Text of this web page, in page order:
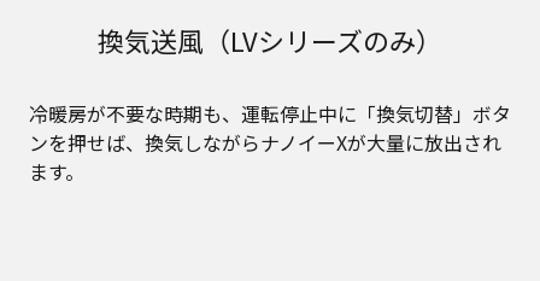
換気送風（LVシリーズのみ）
冷暖房が不要な時期も、運転停止中に「換気切替」ボタ
ンを押せば、換気しながらナノイーXが大量に放出され
ます。